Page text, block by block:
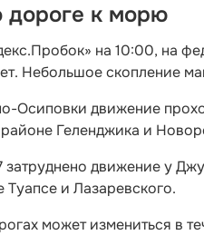
дороге к морю
на 10:00, на
Небольшое скопление
Осиповки движение
Геленджика и
затруднено движение у
и Лазаревского.
может измениться в